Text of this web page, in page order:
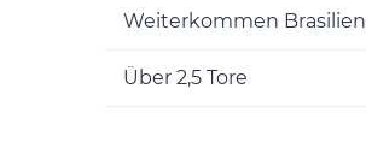
Weiterkommen Brasilien
Über 2,5 Tore